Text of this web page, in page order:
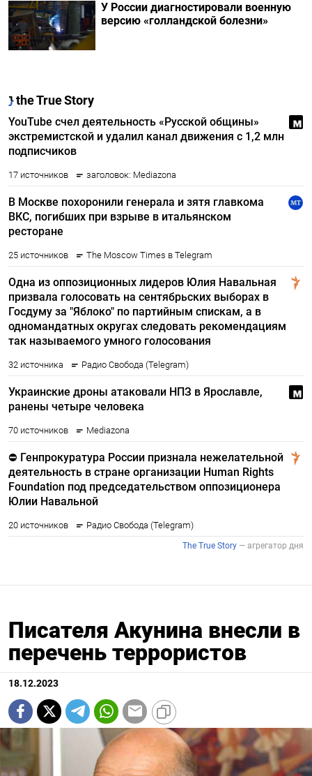
У России диагностировали военную
версию «голландской болезни»
Писателя Акунина внесли в
перечень террористов
18.12.2023